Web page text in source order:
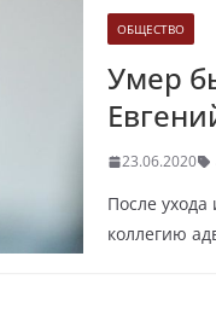
ОБЩЕСТВО
Умер
23.06.2020
После
коллегию